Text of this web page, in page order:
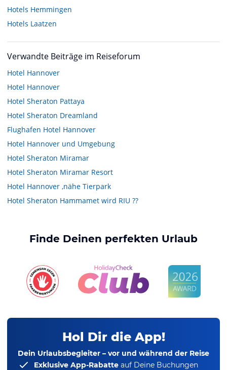
Hotels Hemmingen
Hotels Laatzen
Verwandte Beiträge im Reiseforum
Hotel Hannover
Hotel Hannover
Hotel Sheraton Pattaya
Hotel Sheraton Dreamland
Flughafen Hotel Hannover
Hotel Hannover und Umgebung
Hotel Sheraton Miramar
Hotel Sheraton Miramar Resort
Hotel Hannover ,nähe Tierpark
Hotel Sheraton Hammamet wird RIU ??
Finde Deinen perfekten Urlaub
Hol Dir die App!
Dein Urlaubsbegleiter – vor und während der Reise
Exklusive App-Rabatte auf Deine Buchungen